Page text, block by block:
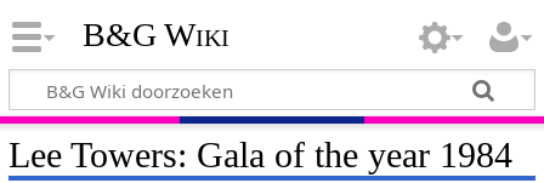
B&G Wiki
Lee Towers: Gala of the year 1984